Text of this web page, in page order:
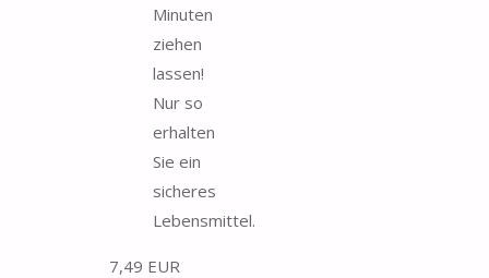
Minuten
ziehen
lassen!
Nur so
erhalten
Sie ein
sicheres
Lebensmittel.
7,49 EUR